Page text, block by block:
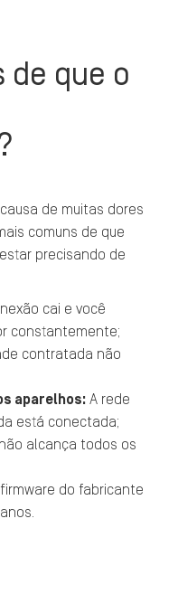
de que o
de muitas dores
comuns de que
precisando de
cai e você
constantemente;
contratada não
aparelhos: A rede
está conectada;
alcança todos os
firmware do fabricante